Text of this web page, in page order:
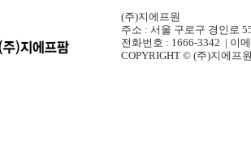
(주)지에프원
주소 : 서울 구로구 경인로
전화번호 : 1666-3342 | 이
COPYRIGHT © (주)지에프